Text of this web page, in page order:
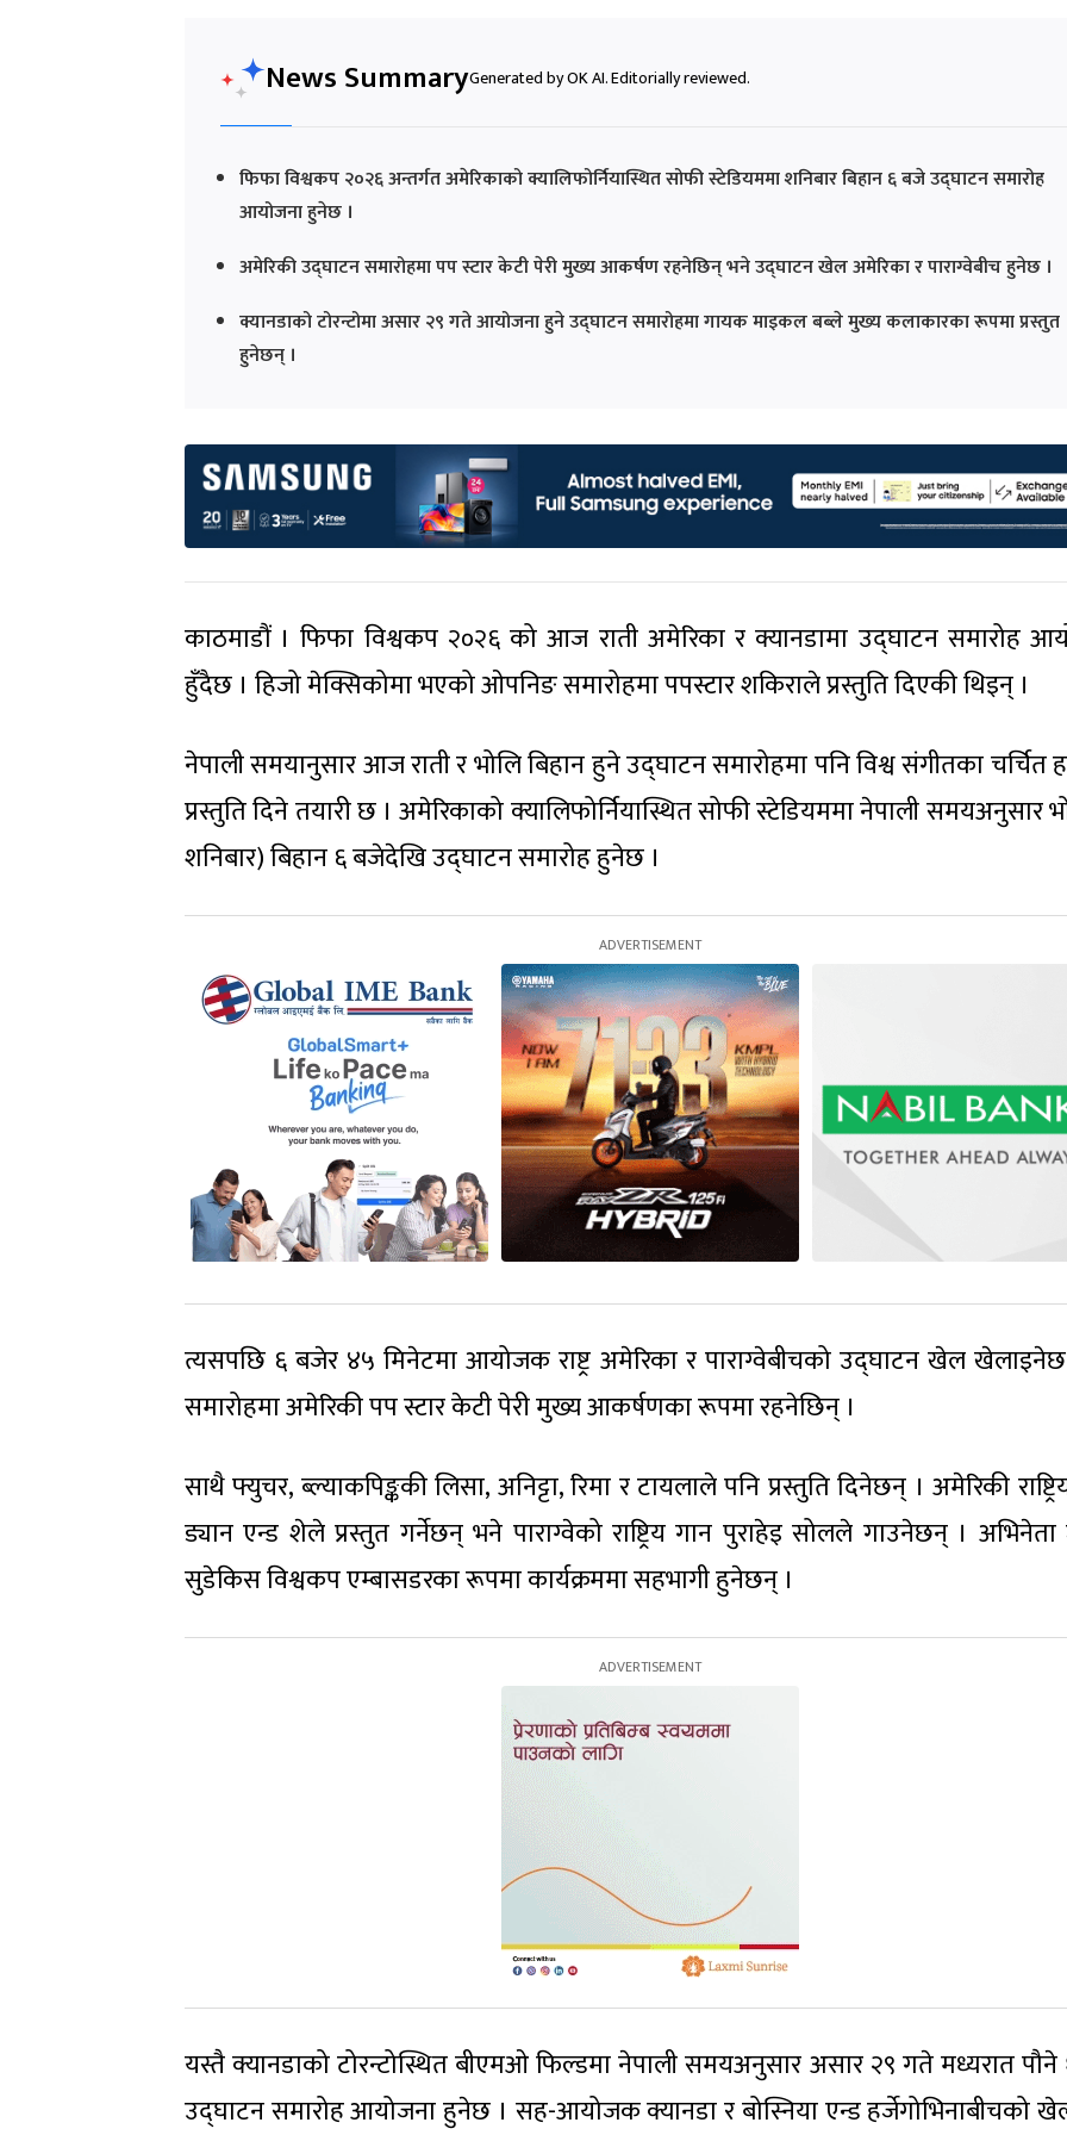
News SummaryGenerated by OK AI. Editorially reviewed.
फिफा विश्वकप २०२६ अन्तर्गत अमेरिकाको क्यालिफोर्नियास्थित सोफी स्टेडियममा शनिबार बिहान ६ बजे उद्घाटन समारोह
आयोजना हुनेछ ।
अमेरिकी उद्घाटन समारोहमा पप स्टार केटी पेरी मुख्य आकर्षण रहनेछिन् भने उद्घाटन खेल अमेरिका र पाराग्वेबीच हुनेछ ।
क्यानडाको टोरन्टोमा असार २९ गते आयोजना हुने उद्घाटन समारोहमा गायक माइकल बब्ले मुख्य कलाकारका रूपमा प्रस्तुत
हुनेछन् ।
काठमाडौं । फिफा विश्वकप २०२६ को आज राती अमेरिका र क्यानडामा उद्घाटन समारोह
हुँदैछ । हिजो मेक्सिकोमा भएको ओपनिङ समारोहमा पपस्टार शकिराले प्रस्तुति दिएकी थिइन् ।
नेपाली समयानुसार आज राती र भोलि बिहान हुने उद्घाटन समारोहमा पनि विश्व संगीतका चर्चित
प्रस्तुति दिने तयारी छ । अमेरिकाको क्यालिफोर्नियास्थित सोफी स्टेडियममा नेपाली समयअनुसार
शनिबार) बिहान ६ बजेदेखि उद्घाटन समारोह हुनेछ ।
त्यसपछि ६ बजेर ४५ मिनेटमा आयोजक राष्ट्र अमेरिका र पाराग्वेबीचको उद्घाटन खेल
समारोहमा अमेरिकी पप स्टार केटी पेरी मुख्य आकर्षणका रूपमा रहनेछिन् ।
साथै फ्युचर, ब्ल्याकपिङ्ककी लिसा, अनिट्टा, रिमा र टायलाले पनि प्रस्तुति दिनेछन् । अमेरिकी
ड्यान एन्ड शेले प्रस्तुत गर्नेछन् भने पाराग्वेको राष्ट्रिय गान पुराहेइ सोलले गाउनेछन् ।
सुडेकिस विश्वकप एम्बासडरका रूपमा कार्यक्रममा सहभागी हुनेछन् ।
यस्तै क्यानडाको टोरन्टोस्थित बीएमओ फिल्डमा नेपाली समयअनुसार असार २९ गते मध्यरात
उद्घाटन समारोह आयोजना हुनेछ । सह-आयोजक क्यानडा र बोस्निया एन्ड हर्जेगोभिनाबीचको